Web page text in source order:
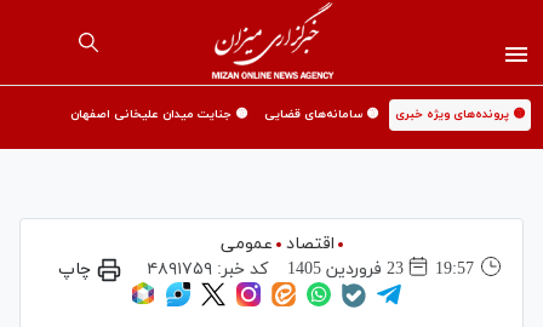
🟡 پرونده‌های ویژه خبری 🟡 سامانه‌های قضایی 🟡 جنایت میدان علیخانی اصفهان
اقتصاد
عمومی
19:57
23 فروردين 1405 کد خبر:۴۸۹۱۷۵۹ چاپ